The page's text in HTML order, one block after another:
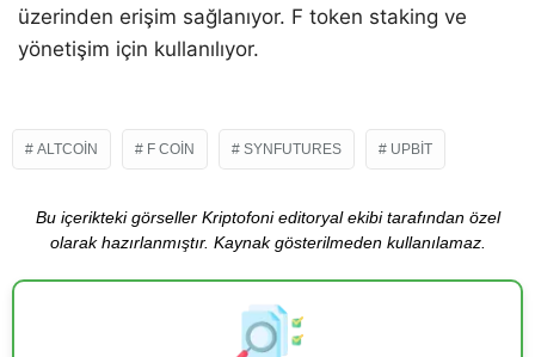
üzerinden erişim sağlanıyor. F token staking ve
yönetişim için kullanılıyor.
ALTCOIN F COIN SYNFUTURES UPBIT
Bu içerikteki görseller Kriptofoni editoryal ekibi tarafından özel
olarak hazırlanmıştır. Kaynak gösterilmeden kullanılamaz.